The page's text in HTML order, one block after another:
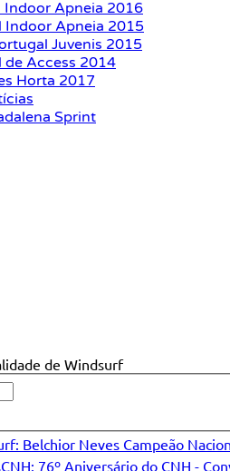
Indoor Apneia 2016
Indoor Apneia 2015
Juvenis 2015
de Access 2014
Horta 2017
Sprint
de Windsurf
Belchior Neves Campeão
76º Aniversário do CNH -